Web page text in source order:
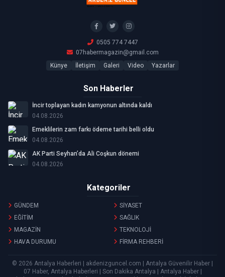
0505 774 7447
07habermagazin@gmail.com
Künye
İletişim Galeri Video Yazarlar
Son Haberler
İncir toplayan kadın kamyonun altında kaldı
04.08.2026
Emeklilerin zam farkı ödeme tarihi belli oldu
04.08.2026
AK Parti Seyhan’da Ali Coşkun dönemi
04.08.2026
Kategoriler
GÜNDEM
SİYASET
EĞİTİM
SAĞLIK
MAGAZİN
TEKNOLOJİ
HAVA DURUMU
FİRMA REHBERİ
© 2026 Antalya Haberleri | akdenizguncel.com | Antalya Güvenilir Haber |
07 Haber, Antalya Haberleri | Son Dakika Antalya | Antalya Haber |